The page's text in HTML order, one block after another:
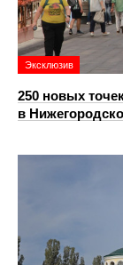
Эксклюзив
250 новых
в